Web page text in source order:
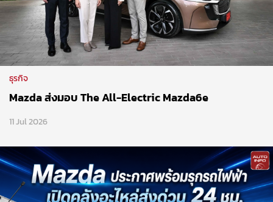
ธุรกิจ
Mazda ส่งมอบ The All-Electric Mazda6e
11 Jul 2026